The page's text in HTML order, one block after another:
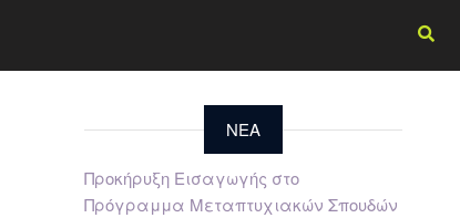
NEA
Προκήρυξη Εισαγωγής στο
Πρόγραμμα Μεταπτυχιακών Σπουδών